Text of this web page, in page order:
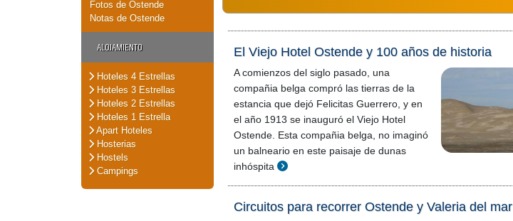
Fotos de Ostende
Notas de Ostende
ALOJAMIENTO
Hoteles 4 Estrellas
Hoteles 3 Estrellas
Hoteles 2 Estrellas
Hoteles 1 Estrella
Apart Hoteles
Hosterias
Hostels
Campings
El Viejo Hotel Ostende y 100 años de historia
A comienzos del siglo pasado, una
compañia belga compró las tierras de la
estancia que dejó Felicitas Guerrero, y en
el año 1913 se inauguró el Viejo Hotel
Ostende. Esta compañia belga, no imaginó
un balneario en este paisaje de dunas
inhóspita
Circuitos para recorrer Ostende y Valeria del mar